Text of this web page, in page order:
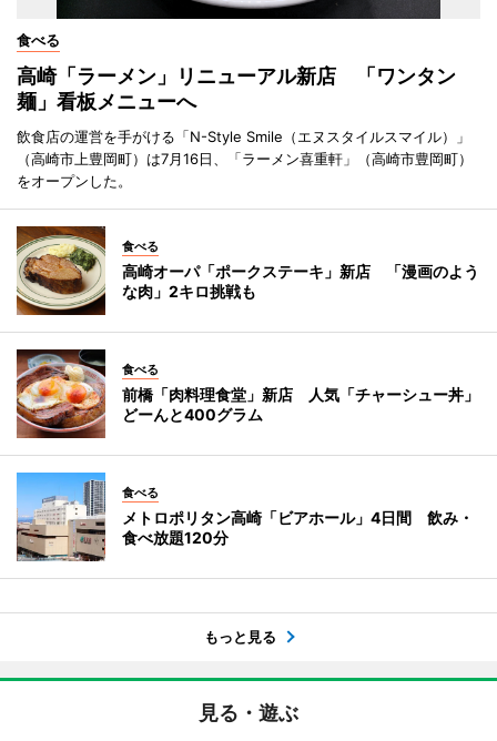
食べる
高崎「ラーメン」リニューアル新店 「ワンタン
麺」看板メニューへ
飲食店の運営を手がける「N-Style Smile（エヌスタイルスマイル）」
（高崎市上豊岡町）は7月16日、「ラーメン喜重軒」（高崎市豊岡町）
をオープンした。
食べる
高崎オーパ「ポークステーキ」新店 「漫画のよう
な肉」2キロ挑戦も
食べる
前橋「肉料理食堂」新店 人気「チャーシュー丼」
どーんと400グラム
食べる
メトロポリタン高崎「ビアホール」4日間 飲み・
食べ放題120分
もっと見る
見る・遊ぶ